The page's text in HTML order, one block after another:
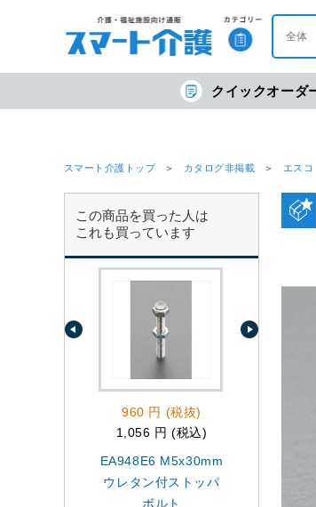
クイックオーダ
スマート介護トップ カタログ非掲載 エスコ
この商品を買った人は
これも買っています
960 円 (税抜)
1,056 円 (税込)
EA948E6 M5x30mm
ウレタン付ストッパ
ボルト
ダ